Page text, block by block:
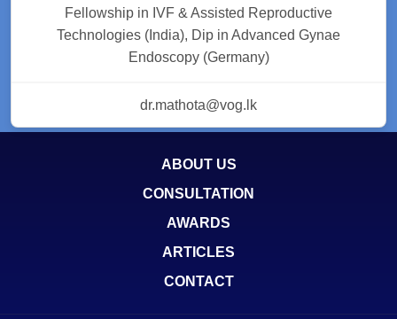
Fellowship in IVF & Assisted Reproductive
Technologies (India), Dip in Advanced Gynae
Endoscopy (Germany)
dr.mathota@vog.lk
ABOUT US
CONSULTATION
AWARDS
ARTICLES
CONTACT